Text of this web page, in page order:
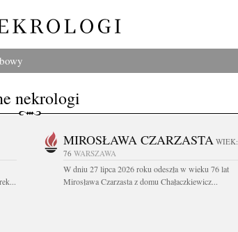
nekrologi
MIROSŁAWA CZARZASTA WIEK:
76 WARSZAWA
W dniu 27 lipca 2026 roku odeszła w wieku 76 lat
Mirosława Czarzasta z domu Chałaczkiewicz...